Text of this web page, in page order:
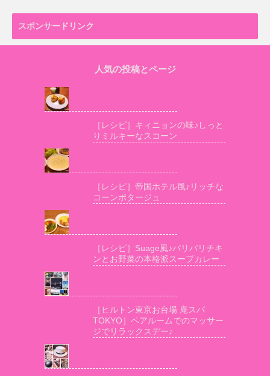
スポンサードリンク
人気の投稿とページ
［レシピ］キィニョンの味♪しっと
りミルキーなスコーン
［レシピ］帝国ホテル風♪リッチな
コーンポタージュ
［レシピ］Suage風♪パリパリチキ
ンとお野菜の本格派スープカレー
［ヒルトン東京お台場 庵スパ
TOKYO］ペアルームでのマッサー
ジでリラックスデー♪